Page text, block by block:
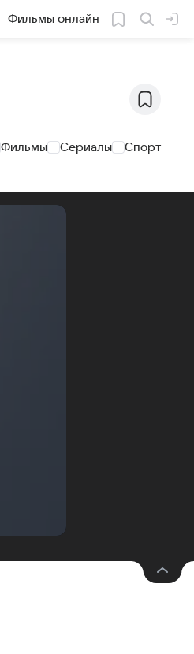
Фильмы онлайн
Фильмы Сериалы Спорт